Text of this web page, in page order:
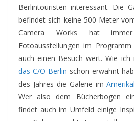
Berlintouristen interessant. Die
befindet sich keine 500 Meter
Camera Works hat immer
Fotoausstellungen im
auch einen Besuch wert. Wie ich
das C/O Berlin schon erwähnt
des Jahres die Galerie im
Wer also dem Bücherbogen
findet auch im Umfeld einige